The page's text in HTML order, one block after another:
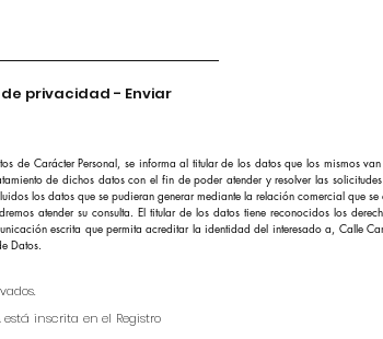
privacidad - Enviar
de Carácter Personal, se informa al titular de los datos que los mismos
de dichos datos con el fin de poder atender y resolver las
los datos que se pudieran generar mediante la relación comercial que
atender su consulta. El titular de los datos tiene reconocidos los
escrita que permita acreditar la identidad del interesado a, Calle
Datos.
está inscrita en el Registro